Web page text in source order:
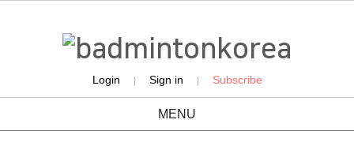
Login | Sign in | Subscribe
MENU